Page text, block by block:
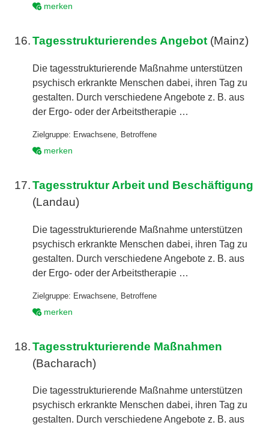
merken
16. Tagesstrukturierendes Angebot (Mainz)
Die tagesstrukturierende Maßnahme unterstützen
psychisch erkrankte Menschen dabei, ihren Tag zu
gestalten. Durch verschiedene Angebote z. B. aus
der Ergo- oder der Arbeitstherapie …
Zielgruppe: Erwachsene, Betroffene
merken
17. Tagesstruktur Arbeit und Beschäftigung
(Landau)
Die tagesstrukturierende Maßnahme unterstützen
psychisch erkrankte Menschen dabei, ihren Tag zu
gestalten. Durch verschiedene Angebote z. B. aus
der Ergo- oder der Arbeitstherapie …
Zielgruppe: Erwachsene Betroffene
merken
18. Tagesstrukturierende Maßnahmen
(Bacharach)
Die tagesstrukturierende Maßnahme unterstützen
psychisch erkrankte Menschen dabei, ihren Tag zu
gestalten. Durch verschiedene Angebote z. B. aus